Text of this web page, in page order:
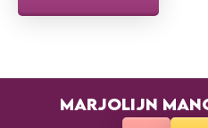
MARJOLIJN